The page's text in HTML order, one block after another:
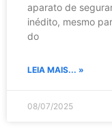
aparato de
inédito, mesmo
do
LEIA MAIS... »
08/07/2025